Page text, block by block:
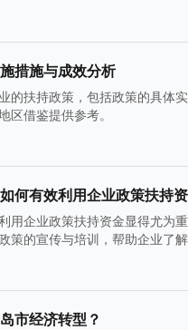
措施与成效分析
的扶持政策，包括政策的具体
区借鉴提供参考。
何有效利用企业政策扶持
用企业政策扶持资金显得尤为
策的宣传与培训，帮助企业了
市经济转型？